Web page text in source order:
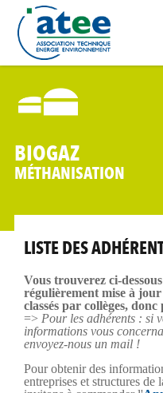
contenu
principal
BIOGAZ
MÉTHANISATION
LISTE DES
Vous trouverez ci-
régulièrement mise à
classés par collèges,
=> Pour les adhérents : si
informations vous
envoyez-nous un mail !
Pour obtenir des
entreprises et structures
Panneau de gestion des cookies